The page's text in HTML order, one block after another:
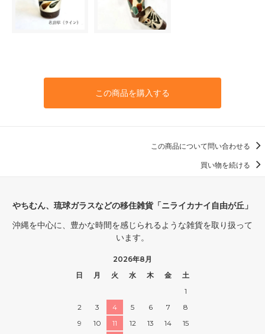
この商品を購入する
この商品について問い合わせる
買い物を続ける
やちむん、琉球ガラスなどの移住雑貨「ニライカナイ自由が丘」
沖縄を中心に、豊かな時間を感じられるような雑貨を取り扱って
います。
2026年8月
日
月 火 水 木 金
土
1
2
3 4 5 6 7
8
9
10 11 12 13 14
15